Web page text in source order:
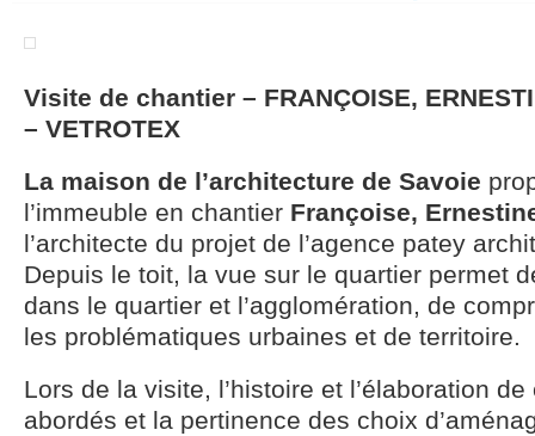
Visite de chantier – FRANÇOISE,
– VETROTEX
La maison de l’architecture de Savoie
l’immeuble en chantier Françoise,
l’architecte du projet de l’agence patey
Depuis le toit, la vue sur le quartier permet
dans le quartier et l’agglomération, de
les problématiques urbaines et de territoire.
Lors de la visite, l’histoire et l’élaboration
abordés et la pertinence des choix